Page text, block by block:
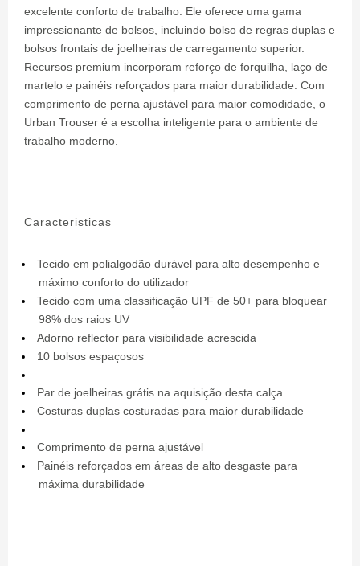
excelente conforto de trabalho. Ele oferece uma gama
impressionante de bolsos, incluindo bolso de regras duplas e
bolsos frontais de joelheiras de carregamento superior.
Recursos premium incorporam reforço de forquilha, laço de
martelo e painéis reforçados para maior durabilidade. Com
comprimento de perna ajustável para maior comodidade, o
Urban Trouser é a escolha inteligente para o ambiente de
trabalho moderno.
Caracteristicas
Tecido em polialgodão durável para alto desempenho e
máximo conforto do utilizador
Tecido com uma classificação UPF de 50+ para bloquear
98% dos raios UV
Adorno reflector para visibilidade acrescida
10 bolsos espaçosos
Par de joelheiras grátis na aquisição desta calça
Costuras duplas costuradas para maior durabilidade
Comprimento de perna ajustável
Painéis reforçados em áreas de alto desgaste para
máxima durabilidade